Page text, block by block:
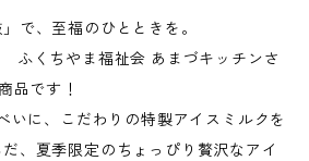
で、至福のひとときを。
くちやま福祉会 あまづキッチンさ
品です！
いに、こだわりの特製アイスミルクを
、夏季限定のちょっぴり贅沢なアイ